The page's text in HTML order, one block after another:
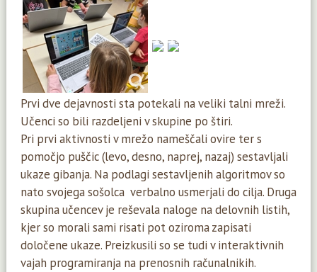
Prvi dve dejavnosti sta potekali na veliki talni mreži.
Učenci so bili razdeljeni v skupine po štiri.
Pri prvi aktivnosti v mrežo nameščali ovire ter s
pomočjo puščic (levo, desno, naprej, nazaj) sestavljali
ukaze gibanja. Na podlagi sestavljenih algoritmov so
nato svojega sošolca verbalno usmerjali do cilja. Druga
skupina učencev je reševala naloge na delovnih listih,
kjer so morali sami risati pot oziroma zapisati
določene ukaze. Preizkusili so se tudi v interaktivnih
vajah programiranja na prenosnih računalnikih.